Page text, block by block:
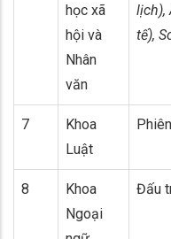
học xã
hội và
Nhân
văn
lịch),
tế),
7
Khoa
Luật
8
Khoa
Ngoại
Đấu